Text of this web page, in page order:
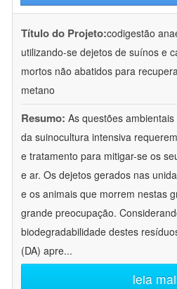
Título do Projeto:codigestão
utilizando-se dejetos de suínos e
mortos não abatidos para
metano
Resumo: As questões
da suinocultura intensiva
e tratamento para mitigar-se os
e ar. Os dejetos gerados nas
e os animais que morrem nestas
grande preocupação.
biodegradabilidade destes
(DA) apre...
leia